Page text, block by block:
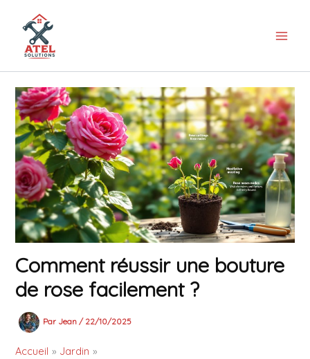
contenu
Comment réussir une bouture
de rose facilement ?
Par Jean/ 22/10/2025
Accueil
Jardin